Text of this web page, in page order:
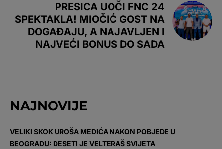
PRESICA UOČI FNC 24
SPEKTAKLA! MIOČIĆ GOST NA
DOGAĐAJU, A NAJAVLJEN I
NAJVEĆI BONUS DO SADA
NAJNOVIJE
VELIKI SKOK UROŠA MEDIĆA NAKON POBJEDE U
BEOGRADU: DESETI JE VELTERAŠ SVIJETA